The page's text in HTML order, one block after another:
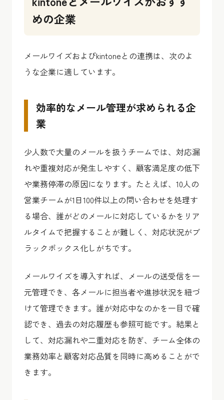
めの企業
メールワイズおよびkintoneとの連携は、次のよ
うな企業に適しています。
効率的なメール管理が求められる企
業
少人数で大量のメールを扱うチームでは、対応漏
れや重複対応が発生しやすく、顧客満足度の低下
や業務停滞の原因になります。たとえば、10人の
営業チームが1日100件以上の問い合わせを処理す
る場合、誰がどのメールに対応しているかをリア
ルタイムで把握することが難しく、対応状況がブ
ラックボックス化しがちです。
メールワイズを導入すれば、メールの送受信を一
元管理でき、各メールに担当者や進捗状況を紐づ
けて管理できます。誰が対応中なのかを一目で確
認でき、過去の対応履歴も参照可能です。結果と
して、対応漏れや二重対応を防ぎ、チーム全体の
業務効率と顧客対応品質を同時に高めることがで
きます。